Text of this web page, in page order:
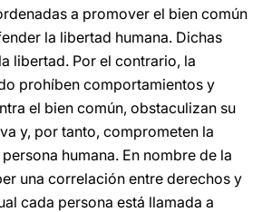
a promover el bien común
la libertad humana. Dichas
libertad. Por el contrario, la
prohíben comportamientos y
el bien común, obstaculizan su
y, por tanto, comprometen la
humana. En nombre de la
una correlación entre derechos y
cada persona está llamada a